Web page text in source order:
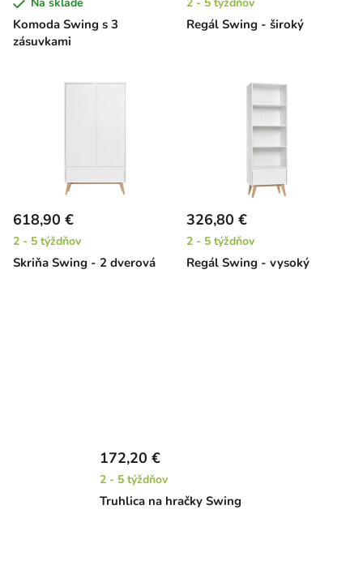
Komoda Swing s 3
zásuvkami
Na sklade
Regál Swing - široký
2 - 5 týždňov
Skriňa Swing - 2 dverová
618,90 €
2 - 5 týždňov
Regál Swing - vysoký
326,80 €
2 - 5 týždňov
Truhlica na hračky Swing
172,20 €
2 - 5 týždňov